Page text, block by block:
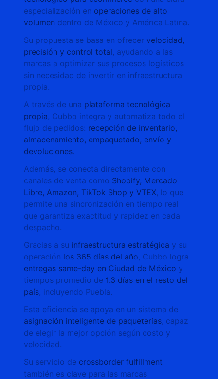
especialización en operaciones de alto
volumen dentro de México y América Latina.
Su propuesta se basa en ofrecer velocidad,
precisión y control total, ayudando a las
marcas a optimizar sus procesos logísticos
sin necesidad de invertir en infraestructura
propia.
A través de una plataforma tecnológica
propia, Cubbo integra y automatiza todo el
flujo de pedidos: recepción de inventario,
almacenamiento, empaquetado, envío y
devoluciones.
Además, se conecta directamente con
canales de venta como Shopify, Mercado
Libre, Amazon, TikTok Shop y VTEX, lo que
permite una sincronización en tiempo real
que garantiza exactitud y rapidez en cada
despacho.
Gracias a su infraestructura estratégica y su
operación los 365 días del año, Cubbo logra
entregas same-day en Ciudad de México y
tiempos promedio de 1.3 días en el resto del
país, incluyendo Puebla.
Esta eficiencia se apoya en un sistema de
asignación inteligente de paqueterías, capaz
de elegir la mejor opción según costo y
velocidad.
Su servicio de crossborder fulfillment
también es clave para las marcas